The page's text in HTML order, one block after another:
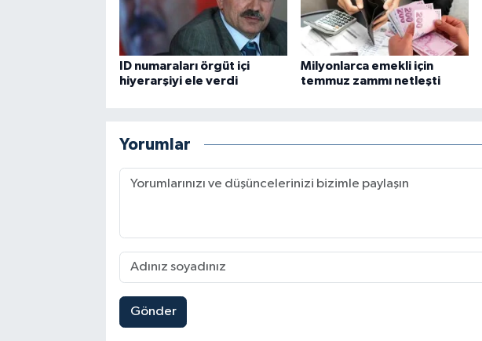
ID numaraları örgüt içi
hiyerarşiyi ele verdi
Milyonlarca emekli için
temmuz zammı netleşti
Yorumlar
Gönder